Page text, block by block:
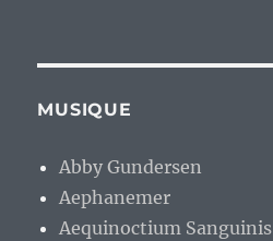
MUSIQUE
Abby Gundersen
Aephanemer
Aequinoctium Sanguinis